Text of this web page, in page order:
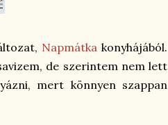
Napmátkakonyhájából.
de szerintem nem lett
mert könnyen szappan